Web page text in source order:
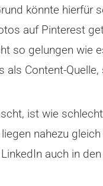
könnte hierfür
auf Pinterest
so gelungen wie
Content-
ist wie
nahezu
auch in